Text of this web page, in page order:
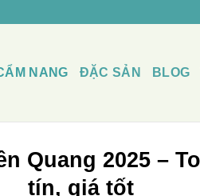
NANG ĐẶC SẢN BLOG
Quang 2025 –
tín, giá tốt